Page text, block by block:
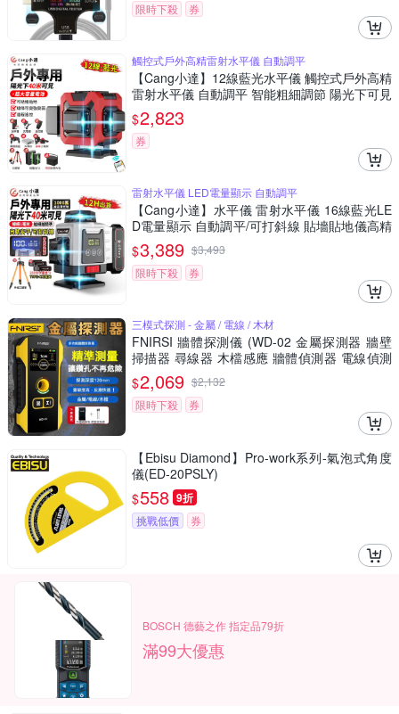
限時下殺
券
觸控式戶外高精雷射水平儀 自動調平
【Cang小達】12線藍光水平儀 觸控式戶外高精
雷射水平儀 自動調平 智能粗細調節 陽光下可見
裝修可打斜線（品牌保固）-頂配12線（調光/爆
閃）
$2,823
券
雷射水平儀 LED電量顯示 自動調平
【Cang小達】水平儀 雷射水平儀 16線藍光LE
D電量顯示 自動調平/可打斜線 貼墻貼地儀高精
度強光 室內外木工裝修-（數顯中控大電池款）
16線藍光
$3,389 $3,493
限時下殺
券
三模式探測 - 金屬 / 電線 / 木材
FNIRSI 牆體探測儀 (WD-02 金屬探測器 牆壁
掃描器 尋線器 木檔感應 牆體偵測器 電線偵測
鑽孔定位)
$2,069 $2,132
限時下殺
券
【Ebisu Diamond】Pro-work系列-氣泡式角度
儀(ED-20PSLY)
$558 9折
挑戰低價 券
BOSCH 德藝之作 指定品79折
滿99大優惠